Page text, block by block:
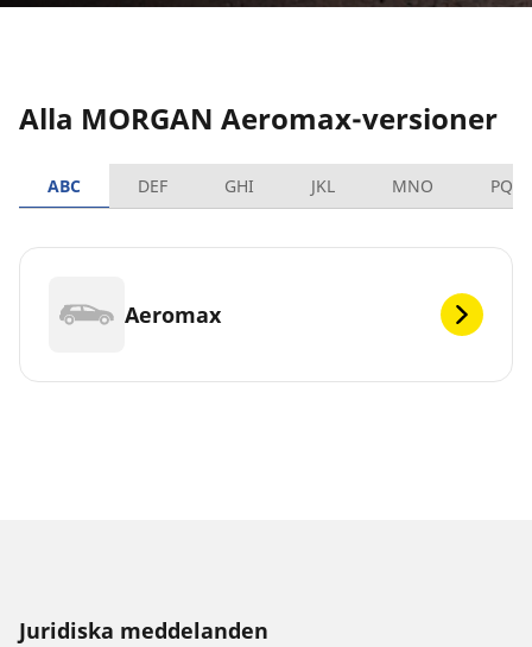
Alla MORGAN Aeromax-versioner
ABC DEF GHI JKL MNO PQRS
Aeromax
Juridiska meddelanden